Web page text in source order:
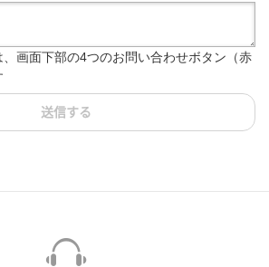
画面下部の4つのお問い合わせボタン（赤
送信する